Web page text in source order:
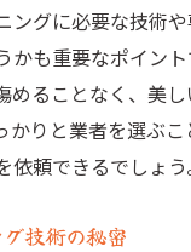
ングに必要な技術
かも重要なポイン
めることなく、美
かりと業者を選ぶ
頼できるでしょう
技術の秘密